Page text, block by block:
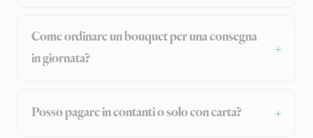
Come ordinare un bouquet per una consegna
in giornata?
Posso pagare in contanti o solo con carta?